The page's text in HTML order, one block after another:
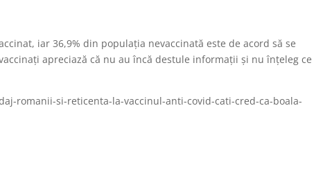
iar 36,9% din populația nevaccinată este de acord să se
apreciază că nu au încă destule informații și nu înțeleg ce
romanii-si-reticenta-la-vaccinul-anti-covid-cati-cred-ca-boala-